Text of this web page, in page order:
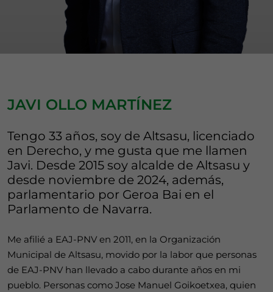
JAVI OLLO MARTÍNEZ
Tengo 33 años, soy de Altsasu, licenciado
en Derecho, y me gusta que me llamen
Javi. Desde 2015 soy alcalde de Altsasu y
desde noviembre de 2024, además,
parlamentario por Geroa Bai en el
Parlamento de Navarra.
Me afilié a EAJ-PNV en 2011, en la Organización
Municipal de Altsasu, movido por la labor que personas
de EAJ-PNV han llevado a cabo durante años en mi
pueblo. Personas como Jose Manuel Goikoetxea, quien